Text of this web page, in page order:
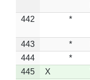
442
*
443
*
444
*
445
X